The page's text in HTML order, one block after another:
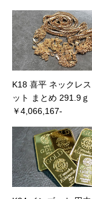
K18 喜平 ネックレ
ット まとめ 291.9
￥4,066,167-